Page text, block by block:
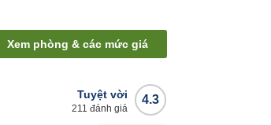
Xem phòng & các mức giá
4.3
Tuyệt vời
211 đánh giá